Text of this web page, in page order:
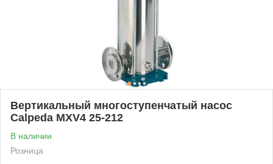
Вертикальный многоступенчатый насос
Calpeda MXV4 25-212
В наличии
Розница